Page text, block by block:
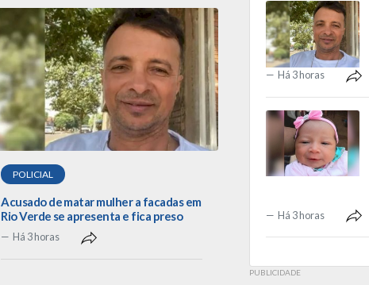
POLICIAL
Acusado de matar mulher a facadas em
Rio Verde se apresenta e fica preso
Há 3 horas
Há 3 horas
Há 3 horas
PUBLICIDADE